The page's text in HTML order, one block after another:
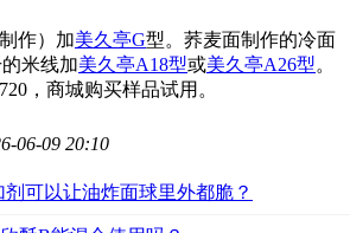
06-09 20:10
作）加美久亭G型。荞麦面制作的冷面
米线加美久亭A18型或美久亭A26型。
，商城购买样品试用。
可以让油炸面球里外都脆？